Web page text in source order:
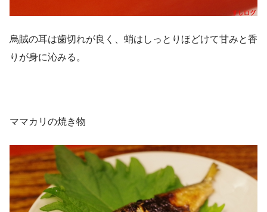
烏賊の耳は歯切れが良く、蛸はしっとりほどけて甘みと香
りが身に沁みる。
ママカリの焼き物